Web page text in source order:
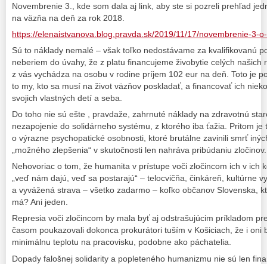
Novembrenie 3., kde som dala aj link, aby ste si pozreli prehľad
na väzňa na deň za rok 2018.
https://elenaistvanova.blog.pravda.sk/2019/11/17/novembrenie-3-
Sú to náklady nemalé – však toľko nedostávame za kvalifikovanú
neberiem do úvahy, že z platu financujeme živobytie celých našich
z vás vychádza na osobu v rodine príjem 102 eur na deň. Toto je
to my, kto sa musí na život väzňov poskladať, a financovať ich
svojich vlastných detí a seba.
Do toho nie sú ešte , pravdaže, zahrnuté náklady na zdravotnú
nezapojenie do solidárneho systému, z ktorého iba ťažia. Pritom je
o výrazne psychopatické osobnosti, ktoré brutálne zavinili smrť
„možného zlepšenia“ v skutočnosti len nahráva pribúdaniu zločinov.
Nehovoriac o tom, že humanita v prístupe voči zločincom ich v ich
„veď nám dajú, veď sa postarajú“ – telocvičňa, činkáreň, kultúrne
a vyvážená strava – všetko zadarmo – koľko občanov Slovenska,
má? Ani jeden.
Represia voči zločincom by mala byť aj odstrašujúcim príkladom
časom poukazovali dokonca prokurátori tuším v Košiciach, že i oni
minimálnu teplotu na pracovisku, podobne ako páchatelia.
Dopady falošnej solidarity a popleteného humanizmu nie sú len